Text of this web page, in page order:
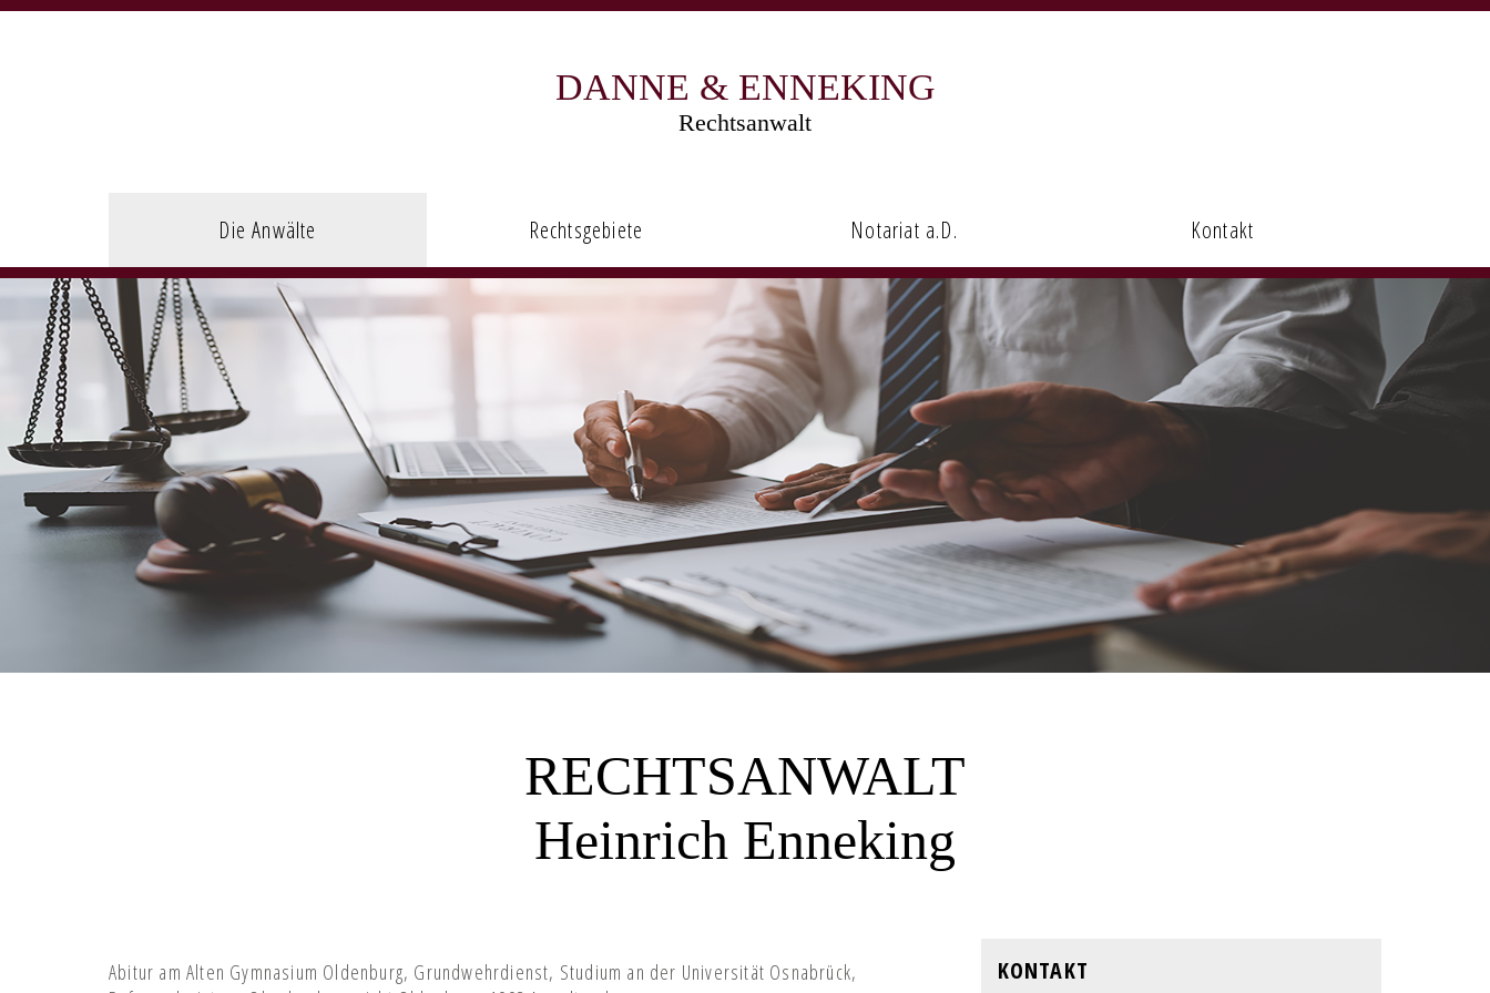
DANNE & ENNEKING
Rechtsanwalt
Die Anwälte Rechtsgebiete Notariat a.D. Kontakt
RECHTSANWALT
Heinrich Enneking
Abitur am Alten Gymnasium Oldenburg, Grundwehrdienst, Studium an der Universität Osnabrück,
KONTAKT